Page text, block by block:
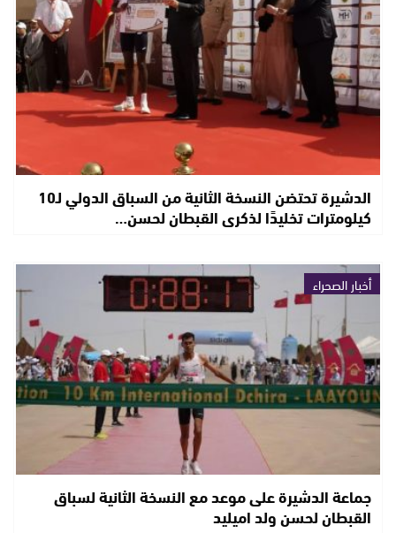
الدشيرة تحتضن النسخة الثانية من السباق الدولي لـ10
كيلومترات تخليدًا لذكرى القبطان لحسن…
أخبار الصحراء
جماعة الدشيرة على موعد مع النسخة الثانية لسباق
القبطان لحسن ولد اميليد